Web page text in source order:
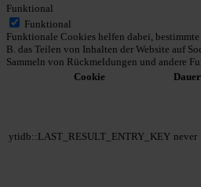
Funktional
Funktional
Funktionale Cookies helfen dabei,
B. das Teilen von Inhalten der Website auf
Sammeln von Rückmeldungen und andere
Cookie
Dauer
ytidb::LAST_RESULT_ENTRY_KEY never